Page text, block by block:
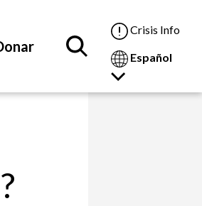
Crisis Info
Español